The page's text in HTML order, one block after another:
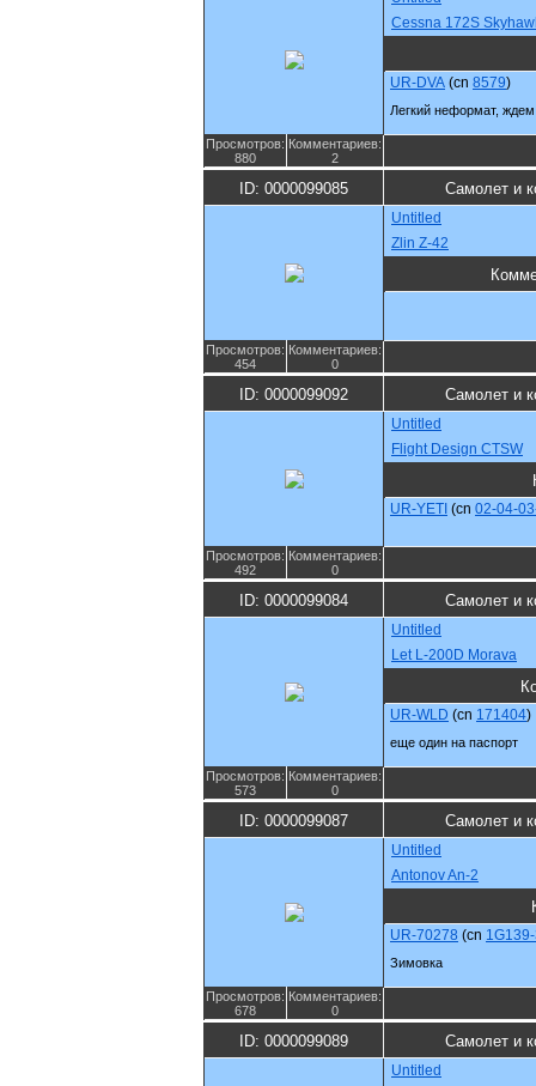
Cessna 172S
UR-DVA (cn 8579)
Легкий неформат,
Просмотров:
880
Комментариев:
2
ID: 0000099085 Самолет и
Untitled
Zlin Z-42
Просмотров:
454
Комментариев:
0
ID: 0000099092 Самолет и
Untitled
Flight Design CTSW
UR-YETI (cn 02-04-
Просмотров:
492
Комментариев:
0
ID: 0000099084 Самолет и
Untitled
Let L-200D Morava
UR-WLD (cn 171404)
еще один на паспорт
Просмотров:
573
Комментариев:
0
ID: 0000099087 Самолет и
Untitled
Antonov An-2
UR-70278 (cn
Зимовка
Просмотров:
678
Комментариев:
0
ID: 0000099089 Самолет и
Untitled